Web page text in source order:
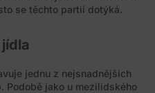
se těchto partií dotýká.
jednu z nejsnadnějších
Podobě jako u mezilidského